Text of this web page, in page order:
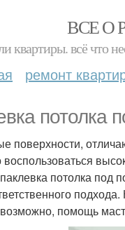
ВСЕ О
квартиры. всё что
ремонт
потолка
поверхности,
воспользоваться
потолка под
помощь